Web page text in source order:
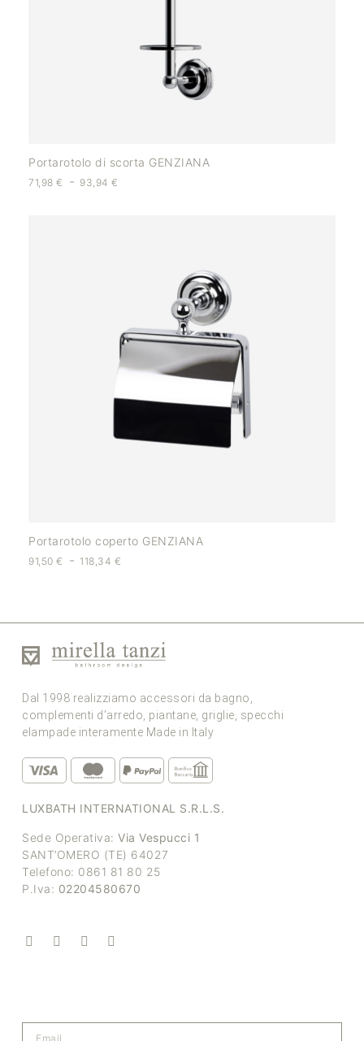
Portarotolo di scorta GENZIANA
71,98 € - 93,94€
Portarotolo coperto GENZIANA
91,50 € - 118,34 €
Dal 1998 realizziamo accessori da bagno,
complementi d’arredo, piantane, griglie, specchi
elampade interamente Made in Italy
LUXBATH INTERNATIONAL S.R.L.S.
Sede Operativa: Via Vespucci 1
SANT’OMERO (TE) 64027
Telefono: 0861 81 80 25
P.Iva: 02204580670